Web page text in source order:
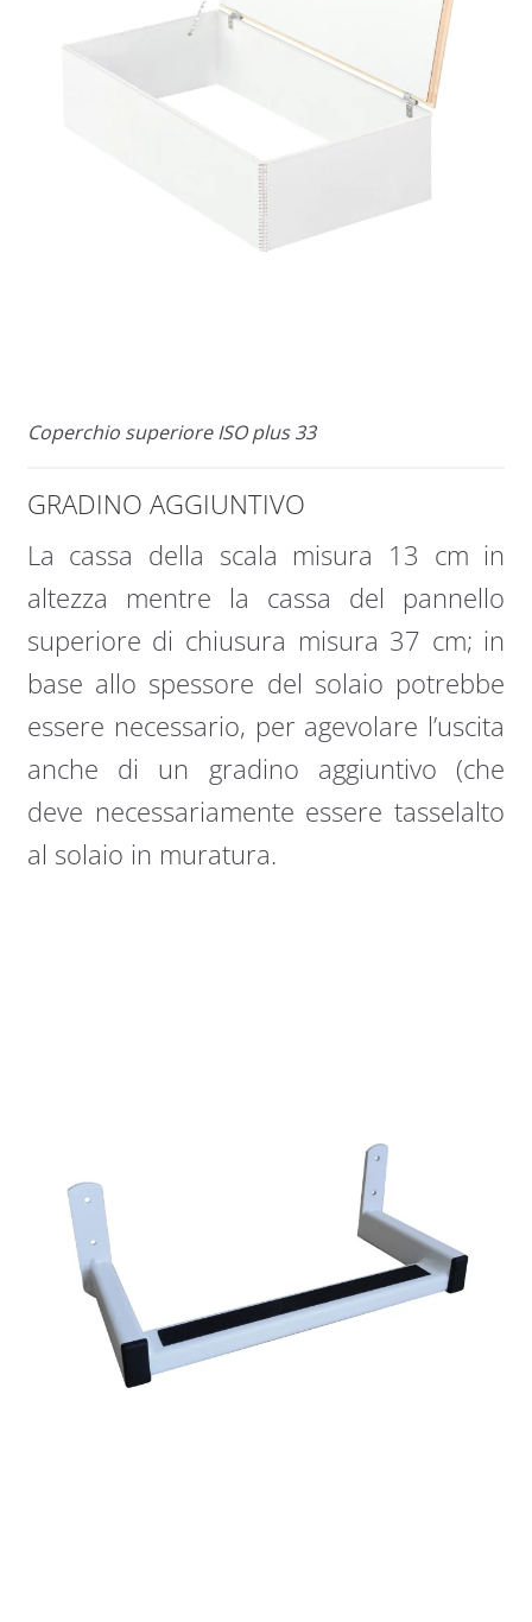
Coperchio superiore ISO plus 33
GRADINO AGGIUNTIVO
La cassa della scala misura 13 cm in
altezza mentre la cassa del pannello
superiore di chiusura misura 37 cm; in
base allo spessore del solaio potrebbe
essere necessario, per agevolare l’uscita
anche di un gradino aggiuntivo (che
deve necessariamente essere tasselalto
al solaio in muratura.